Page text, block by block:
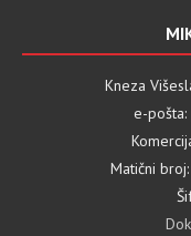
Kneza
e-pošta:
Matični